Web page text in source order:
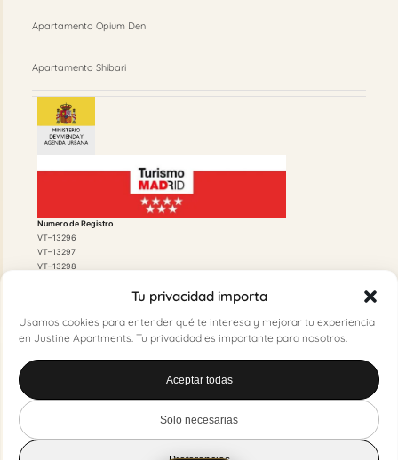
Tu privacidad importa
Usamos cookies para entender qué te interesa y mejorar tu experiencia
en Justine Apartments. Tu privacidad es importante para nosotros.
Aceptar todas
Solo necesarias
Apartamento Opium Den
Apartamento Shibari
Numero de Registro
VT–13296
VT–13297
VT–13298